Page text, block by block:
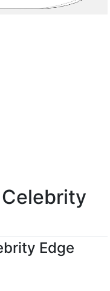
Edge